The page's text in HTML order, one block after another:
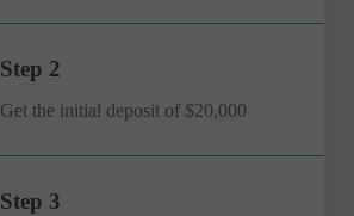
Step 2
Get the initial deposit of $20,000
Step 3